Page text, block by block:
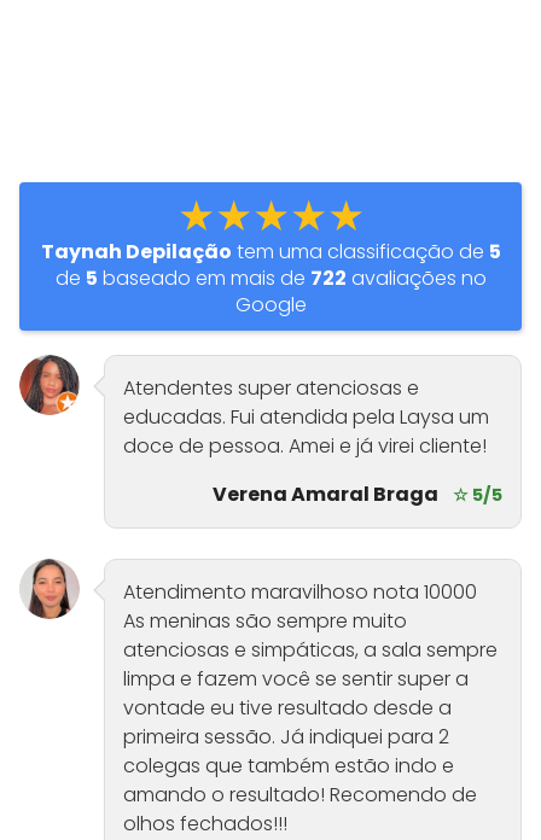
★★★★★
Taynah Depilação tem uma classificação de 5
de 5 baseado em mais de 722 avaliações no
Google
Atendentes super atenciosas e
educadas. Fui atendida pela Laysa um
doce de pessoa. Amei e já virei cliente!
Verena Amaral Braga
☆ 5/5
Atendimento maravilhoso nota 10000
As meninas são sempre muito
atenciosas e simpáticas, a sala sempre
limpa e fazem você se sentir super a
vontade eu tive resultado desde a
primeira sessão. Já indiquei para 2
colegas que também estão indo e
amando o resultado! Recomendo de
olhos fechados!!!